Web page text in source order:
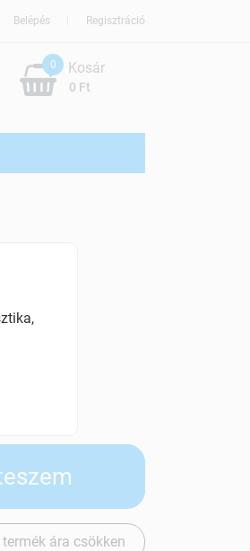
Regisztráció
Belépés
0
0 Ft
Kosár
ára csökken